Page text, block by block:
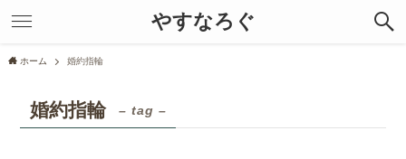
やすなろぐ
ホーム 婚約指輪
婚約指輪 – tag –